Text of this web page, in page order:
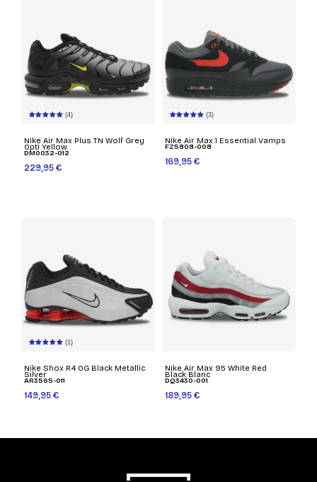
(4)
Nike Air Max Plus TN Wolf Grey
Opti Yellow
DM0032-012
229,95 €
(3)
Nike Air Max 1 Essential Vamps
FZ5808-008
169,95 €
(1)
Nike Shox R4 OG Black Metallic
Silver
AR3565-011
149,95 €
Nike Air Max 95 White Red
Black Blanc
DQ3430-001
189,95 €